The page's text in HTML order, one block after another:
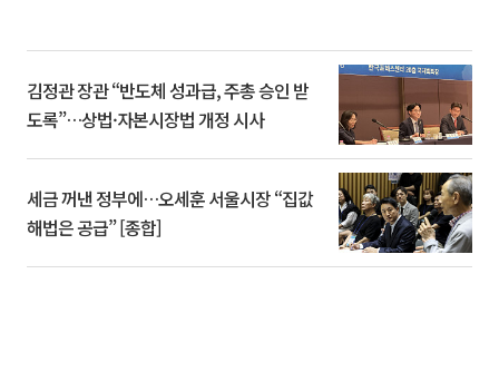
김정관 장관 “반도체 성과급, 주총 승인 받
도록”…상법·자본시장법 개정 시사
세금 꺼낸 정부에…오세훈 서울시장 “집값
해법은 공급” [종합]